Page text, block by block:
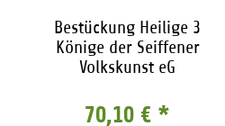
Bestückung Heilige 3
Könige der Seiffener
Volkskunst eG
70,10 € *